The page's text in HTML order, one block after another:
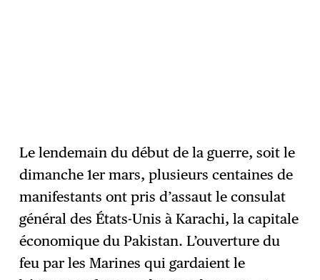
Le lendemain du début de la guerre, soit le
dimanche 1er mars, plusieurs centaines de
manifestants ont pris d’assaut le consulat
général des États-Unis à Karachi, la capitale
économique du Pakistan. L’ouverture du
feu par les Marines qui gardaient le